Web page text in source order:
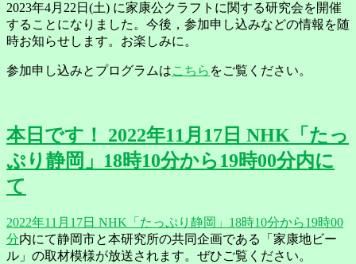
2023年4月22日(土) に家康公クラフトに関する研究会を開催
することになりました。今後，参加申し込みなどの情報を随
時お知らせします。お楽しみに。
参加申し込みとプログラムはこちら をご覧ください。
本日です！ 2022年11月17日 NHK「たっ
ぷり静岡」18時10分から19時00分内に
て
2022年11月17日 NHK「たっぷり静岡」18時10分から19時00
分内にて静岡市と本研究所の共同企画である「家康地ビー
ル」の取材模様が放送されます。ぜひご覧ください。